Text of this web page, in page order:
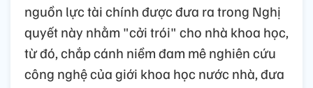
nguồn lực tài chính được đưa ra trong Nghị
quyết này nhằm "cởi trói" cho nhà khoa học,
từ đó, chắp cánh niềm đam mê nghiên cứu
công nghệ của giới khoa học nước nhà, đưa